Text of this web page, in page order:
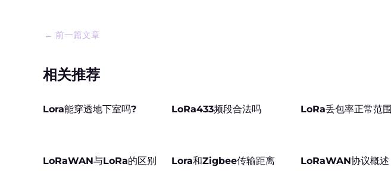
← 前一篇文章
相关推荐
Lora能穿透地下室吗? LoRa433频段合法吗 LoRa丢包率正常范围
LoRaWAN与LoRa的区别 Lora和Zigbee传输距离 LoRaWAN协议概述